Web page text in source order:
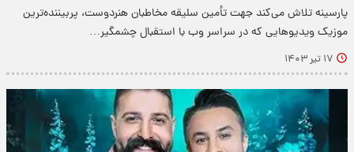
پارسینه تلاش می‌کند جهت تأمین سلیقه مخاطبان هنردوست، پربیننده‌ترین
موزیک ویدیو‌هایی که در سراسر وب با استقبال چشمگیر…
۱۷ تیر ۱۴۰۳